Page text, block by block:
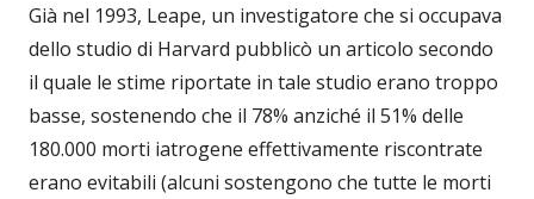
Già nel 1993, Leape, un investigatore che si occupava
dello studio di Harvard pubblicò un articolo secondo
il quale le stime riportate in tale studio erano troppo
basse, sostenendo che il 78% anziché il 51% delle
180.000 morti iatrogene effettivamente riscontrate
erano evitabili (alcuni sostengono che tutte le morti